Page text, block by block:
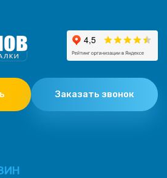
Заказать звонок